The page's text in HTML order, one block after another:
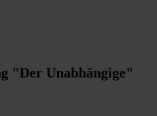
"Der Unabhängige"